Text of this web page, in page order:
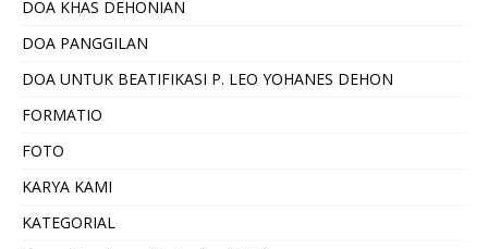
DOA KHAS DEHONIAN
DOA PANGGILAN
DOA UNTUK BEATIFIKASI P. LEO YOHANES DEHON
FORMATIO
FOTO
KARYA KAMI
KATEGORIAL